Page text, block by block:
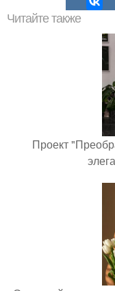
Читайте также
Проект